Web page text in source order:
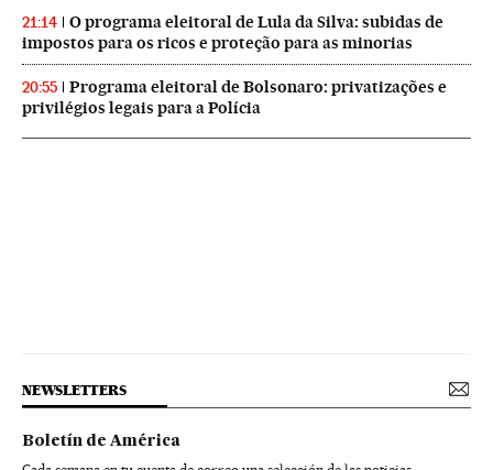
21:14
O programa eleitoral de Lula da Silva: subidas de
impostos para os ricos e proteção para as minorias
20:55
Programa eleitoral de Bolsonaro: privatizações e
privilégios legais para a Polícia
NEWSLETTERS
Boletín de América